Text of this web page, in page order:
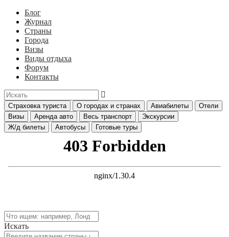
Блог
Журнал
Страны
Города
Визы
Виды отдыха
Форум
Контакты
Страховка туриста О городах и странах Авиабилеты
Отели
Визы
Аренда авто Весь транспорт
Экскурсии
Ж/д билеты
Автобусы Готовые туры
Искать